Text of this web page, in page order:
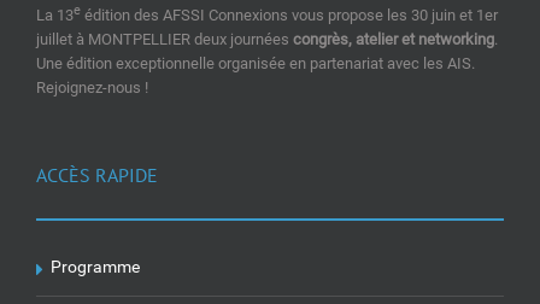
La 13e édition des AFSSI Connexions vous propose les 30 juin et 1er
juillet à MONTPELLIER deux journées congrès, atelier et networking.
Une édition exceptionnelle organisée en partenariat avec les AIS.
Rejoignez-nous !
ACCÈS RAPIDE
Programme